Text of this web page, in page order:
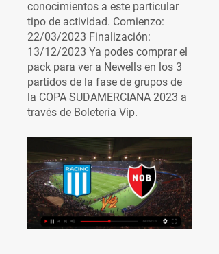
conocimientos a este particular
tipo de actividad. Comienzo:
22/03/2023 Finalización:
13/12/2023 Ya podes comprar el
pack para ver a Newells en los 3
partidos de la fase de grupos de
la COPA SUDAMERCIANA 2023 a
través de Boletería Vip.